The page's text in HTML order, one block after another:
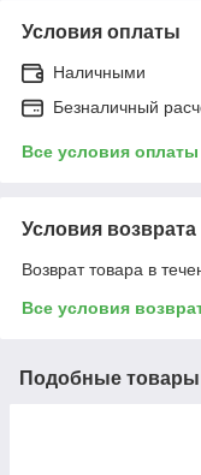
Условия оплаты
Наличными
Безналичный
Все условия оплаты
Условия возврата
Возврат товара в
Все условия
Подобные